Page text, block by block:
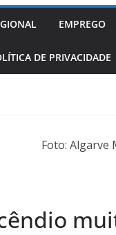
EMPREGO
DE PRIVACIDADE
Foto: Algarve